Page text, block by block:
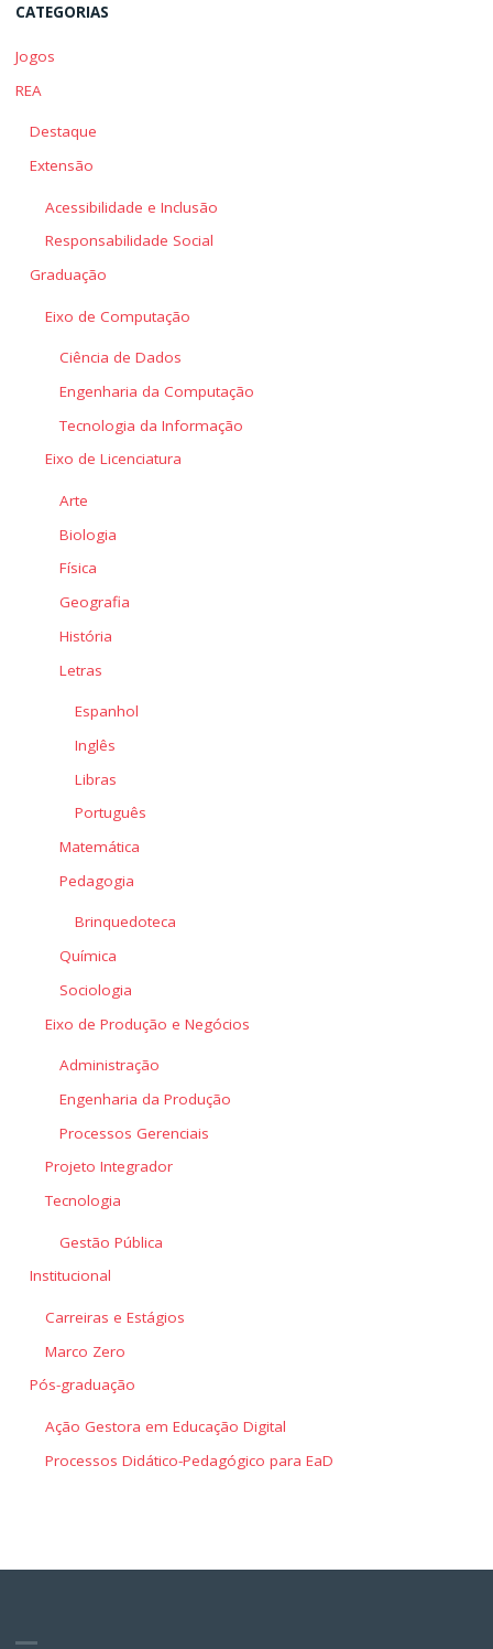
CATEGORIAS
Jogos
REA
Destaque
Extensão
Acessibilidade e Inclusão
Responsabilidade Social
Graduação
Eixo de Computação
Ciência de Dados
Engenharia da Computação
Tecnologia da Informação
Eixo de Licenciatura
Arte
Biologia
Física
Geografia
História
Letras
Espanhol
Inglês
Libras
Português
Matemática
Pedagogia
Brinquedoteca
Química
Sociologia
Eixo de Produção e Negócios
Administração
Engenharia da Produção
Processos Gerenciais
Projeto Integrador
Tecnologia
Gestão Pública
Institucional
Carreiras e Estágios
Marco Zero
Pós-graduação
Ação Gestora em Educação Digital
Processos Didático-Pedagógico para EaD